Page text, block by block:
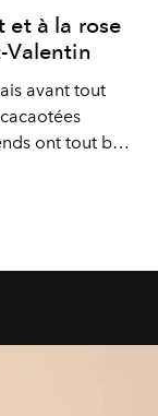
et à la rose
Valentin
avant tout
ont tout bon